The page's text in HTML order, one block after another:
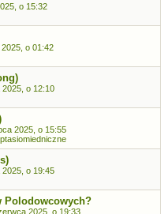
o 15:32
2025, o 01:42
2025, o 12:10
2025, o 15:55
2025, o 19:45
Polodowcowych?
2025, o 19:33